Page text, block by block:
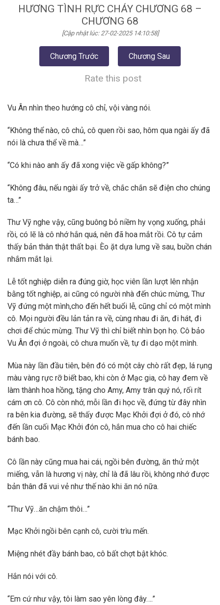
HƯƠNG TÌNH RỰC CHÁY CHƯƠNG 68 –
CHƯƠNG 68
[Cập nhật lúc: 27-02-2025 14:10:58]
Chương Trước Chương Sau
Rate this post
Vu Ân nhìn theo hướng cô chỉ, vội vàng nói.
“Không thể nào, cô chủ, cô quen rồi sao, hôm qua ngài ấy đã
nói là chưa thể về mà…”
“Có khi nào anh ấy đã xong việc về gấp không?”
“Không đâu, nếu ngài ấy trở về, chắc chắn sẽ điện cho chúng
ta…”
Thư Vỹ nghe vậy, cũng buông bỏ niềm hy vọng xuống, phải
rồi, có lẽ là cô nhớ hắn quá, nên đã hoa mắt rồi. Cô tự cảm
thấy bản thân thật thất bại. Èo ặt dựa lưng về sau, buồn chán
nhắm mắt lại.
Lễ tốt nghiệp diễn ra đúng giờ, học viên lần lượt lên nhận
bằng tốt nghiệp, ai cũng có người nhà đến chúc mừng, Thư
Vỹ đứng một mình,cho đến hết buổi lễ, cũng chỉ có một mình
cô. Mọi người đều lản tản ra về, cùng nhau đi ăn, đi hát, đi
chơi để chúc mừng. Thư Vỹ thì chỉ biết nhìn bọn họ. Cô bảo
Vu Ân đợi ở ngoài, cô chưa muốn về, tự đi dạo một mình.
Mùa này lần đầu tiên, bên đó có một cây chò rất đẹp, lá rụng
màu vàng rực rỡ biết bao, khi còn ở Mạc gia, cô hay đem về
làm thành hoa hồng, tặng cho Amy, Amy trân quý nó, rối rít
cám ơn cô. Cô còn nhớ, mỗi lần đi học về, đứng từ đây nhìn
ra bên kia đường, sẽ thấy được Mạc Khởi đợi ở đó, cô nhớ
đến lần cuối Mạc Khởi đón cô, hắn mua cho cô hai chiếc
bánh bao.
Cô lần này cũng mua hai cái, ngồi bên đường, ăn thử một
miếng, vẫn là hương vị này, chỉ là đã lâu rồi, không nhớ được
bản thân đã vui vẻ như thế nào khi ăn nó nữa.
“Thư Vỹ…ăn chậm thôi…”
Mạc Khởi ngồi bên cạnh cô, cười trìu mến.
Miệng nhét đầy bánh bao, cô bất chợt bật khóc.
Hắn nói với cô.
“Em cứ như vậy, tôi làm sao yên lòng đây….”